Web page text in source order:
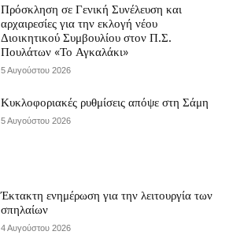
Πρόσκληση σε Γενική Συνέλευση και
αρχαιρεσίες για την εκλογή νέου
Διοικητικού Συμβουλίου στον Π.Σ.
Πουλάτων «Το Αγκαλάκι»
5 Αυγούστου 2026
Κυκλοφοριακές ρυθμίσεις απόψε στη Σάμη
5 Αυγούστου 2026
Έκτακτη ενημέρωση για την λειτουργία των
σπηλαίων
4 Αυγούστου 2026